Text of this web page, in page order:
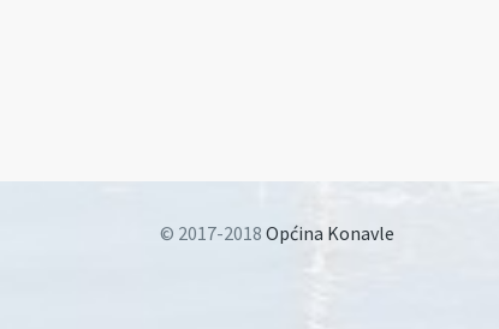
© 2017-2018 Općina Konavle